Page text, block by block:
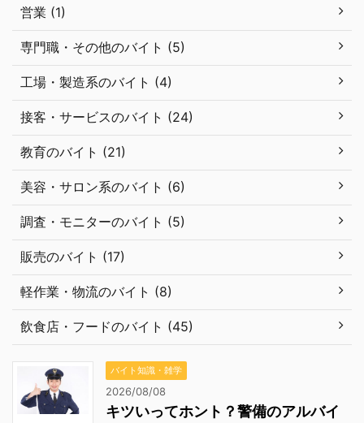
営業 (1)
専門職・その他のバイト (5)
工場・製造系のバイト (4)
接客・サービスのバイト (24)
教育のバイト (21)
美容・サロン系のバイト (6)
調査・モニターのバイト (5)
販売のバイト (17)
軽作業・物流のバイト (8)
飲食店・フードのバイト (45)
バイト知識・雑学
2026/08/08
キツいってホント？警備のアルバイ